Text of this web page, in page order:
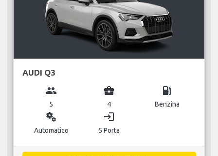
AUDI Q3
group
5
business_center
4
local_gas_station
Benzina
miscellaneous_services
Automatico
login
5 Porta